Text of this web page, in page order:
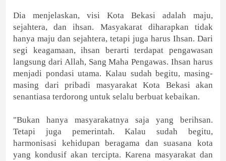
Dia menjelaskan, visi Kota Bekasi adalah maju,
sejahtera, dan ihsan. Masyakarat diharapkan tidak
hanya maju dan sejahtera, tetapi juga harus Ihsan. Dari
segi keagamaan, ihsan berarti terdapat pengawasan
langsung dari Allah, Sang Maha Pengawas. Ihsan harus
menjadi pondasi utama. Kalau sudah begitu, masing-
masing dari pribadi masyarakat Kota Bekasi akan
senantiasa terdorong untuk selalu berbuat kebaikan.
"Bukan hanya masyarakatnya saja yang berihsan.
Tetapi juga pemerintah. Kalau sudah begitu,
harmonisasi kehidupan beragama dan suasana kota
yang kondusif akan tercipta. Karena masyarakat dan